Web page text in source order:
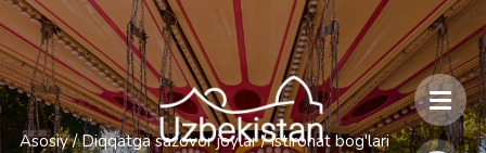
Xavfsizlik va O'zbekiston bo'ylab sayohatlarning o'ziga xos jihatlari
Asosiy / Diqqatga sazovor joylar/ Istirohat bog'lari